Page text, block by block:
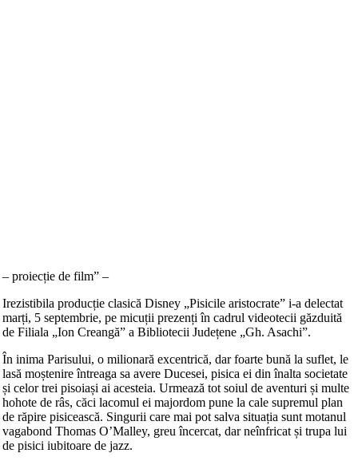
– proiecție de film” –
Irezistibila producție clasică Disney „Pisicile aristocrate” i-a delectat
marți, 5 septembrie, pe micuții prezenți în cadrul videotecii găzduită
de Filiala „Ion Creangă” a Bibliotecii Județene „Gh. Asachi”.
În inima Parisului, o milionară excentrică, dar foarte bună la suflet, le
lasă moștenire întreaga sa avere Ducesei, pisica ei din înalta societate
și celor trei pisoiași ai acesteia. Urmează tot soiul de aventuri și multe
hohote de râs, căci lacomul ei majordom pune la cale supremul plan
de răpire pisicească. Singurii care mai pot salva situația sunt motanul
vagabond Thomas O’Malley, greu încercat, dar neînfricat și trupa lui
de pisici iubitoare de jazz.